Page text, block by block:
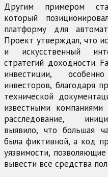
Другим примером
который
платформу для
Проект утверждал, что
и искусственный
стратегий доходности.
инвестиции,
инвесторов, благодаря
технической
известными
расследование,
выявило, что большая
была фиктивной, а код
уязвимости,
вывести все средства